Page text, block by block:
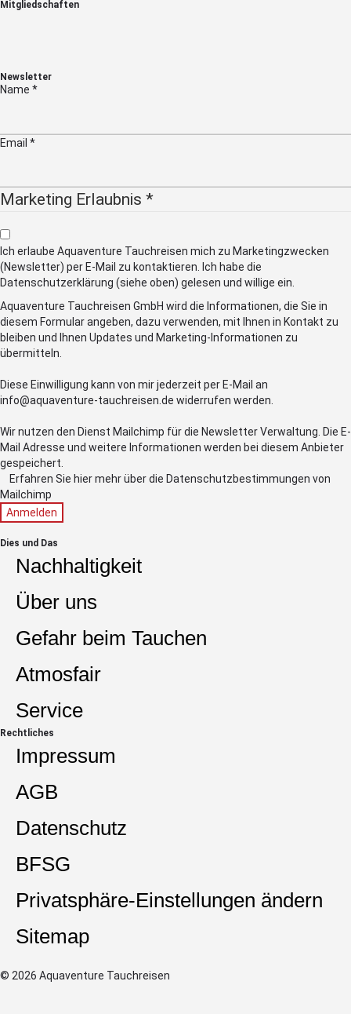
Mitgliedschaften
Newsletter
Name *
Email *
Marketing Erlaubnis *
Ich erlaube Aquaventure Tauchreisen mich zu Marketingzwecken
(Newsletter) per E-Mail zu kontaktieren. Ich habe die
Datenschutzerklärung (siehe oben) gelesen und willige ein.
Aquaventure Tauchreisen GmbH wird die Informationen, die Sie in
diesem Formular angeben, dazu verwenden, mit Ihnen in Kontakt zu
bleiben und Ihnen Updates und Marketing-Informationen zu
übermitteln.
Diese Einwilligung kann von mir jederzeit per E-Mail an
info@aquaventure-tauchreisen.de widerrufen werden.
Wir nutzen den Dienst Mailchimp für die Newsletter Verwaltung. Die E-
Mail Adresse und weitere Informationen werden bei diesem Anbieter
gespeichert.
Erfahren Sie hier mehr über die Datenschutzbestimmungen von
Mailchimp
Anmelden
Dies und Das
Nachhaltigkeit
Über uns
Gefahr beim Tauchen
Atmosfair
Service
Rechtliches
Impressum
AGB
Datenschutz
BFSG
Privatsphäre-Einstellungen ändern
Sitemap
© 2026 Aquaventure Tauchreisen